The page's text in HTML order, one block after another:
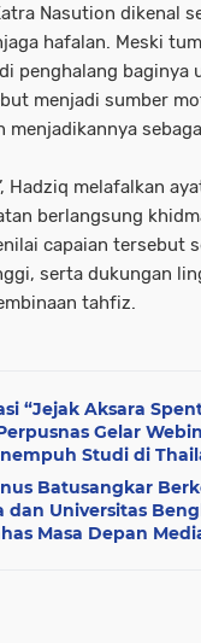
Nasution dikenal
hafalan. Meski
penghalang baginya
menjadi sumber
menjadikannya
Hadziq melafalkan
berlangsung
capaian tersebut
serta dukungan
tahfiz.
“Jejak Aksara
Gelar
Studi di
Batusangkar
dan Universitas
Masa Depan